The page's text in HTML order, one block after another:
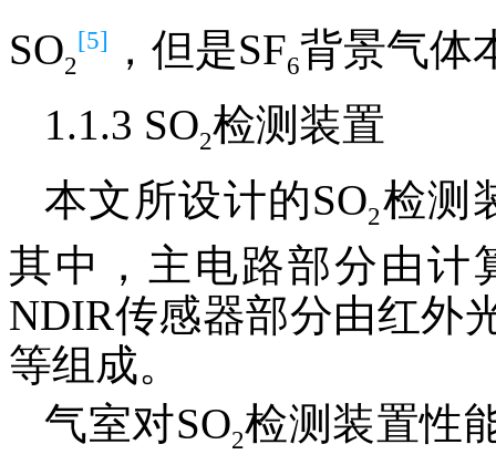
SO2
[5] ，但是SF6背景气体
1.1.3 SO2检测装置
本文所设计的SO2检测
其中，主电路部分由计
NDIR传感器部分由红外
等组成。
气室对SO2检测装置性